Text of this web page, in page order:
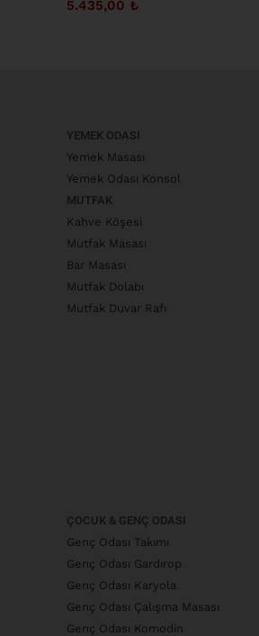
5.435,00₺
YEMEK ODASI
Yemek Masası
Yemek Odası Konsol
MUTFAK
Kahve Köşesi
Mutfak Masası
Bar Masası
Mutfak Dolabı
Mutfak Duvar Rafı
ÇOCUK & GENÇ ODASI
Genç Odası Takımı
Genç Odası Gardırop
Genç Odası Karyola
Genç Odası Çalışma Masası
Genç Odası Komodin